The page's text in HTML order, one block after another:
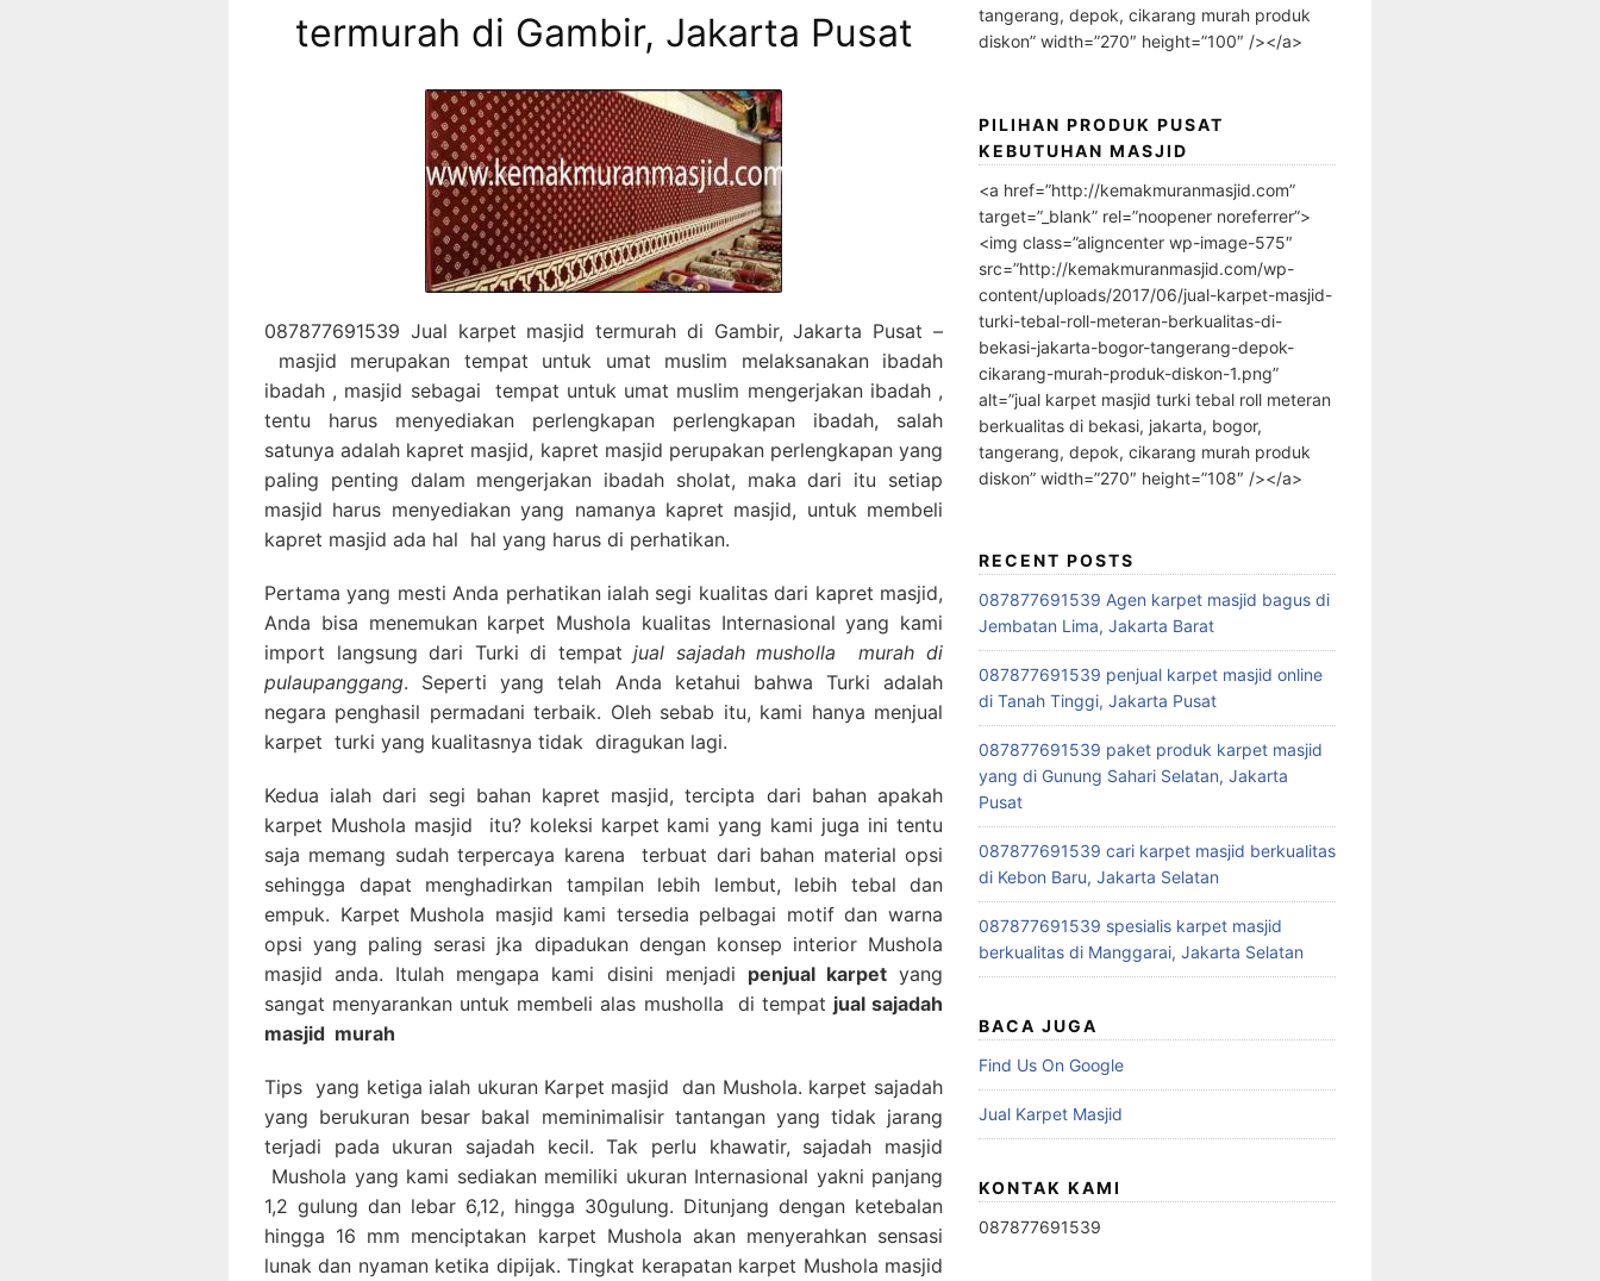
termurah di Gambir, Jakarta Pusat
087877691539 Jual karpet masjid termurah di Gambir, Jakarta Pusat –
masjid merupakan tempat untuk umat muslim melaksanakan ibadah
ibadah , masjid sebagai tempat untuk umat muslim mengerjakan ibadah ,
tentu harus menyediakan perlengkapan perlengkapan ibadah, salah
satunya adalah kapret masjid, kapret masjid perupakan perlengkapan yang
paling penting dalam mengerjakan ibadah sholat, maka dari itu setiap
masjid harus menyediakan yang namanya kapret masjid, untuk membeli
kapret masjid ada hal hal yang harus di perhatikan.
Pertama yang mesti Anda perhatikan ialah segi kualitas dari kapret masjid,
Anda bisa menemukan karpet Mushola kualitas Internasional yang kami
import langsung dari Turki di tempatjual sajadah musholla
murah di
pulaupanggang. Seperti yang telah Anda ketahui bahwa Turki adalah
negara penghasil permadani terbaik. Oleh sebab itu, kami hanya menjual
karpet turki yang kualitasnya tidak diragukan lagi.
Kedua ialah dari segi bahan kapret masjid, tercipta dari bahan apakah
karpet Mushola masjid itu? koleksi karpet kami yang kami juga ini tentu
saja memang sudah terpercaya karena terbuat dari bahan material opsi
sehingga dapat menghadirkan tampilan lebih lembut, lebih tebal dan
empuk. Karpet Mushola masjid kami tersedia pelbagai motif dan warna
opsi yang paling serasi jka dipadukan dengan konsep interior Mushola
masjid anda. Itulah mengapa kami disini menjadi penjual karpetyang
sangat menyarankan untuk membeli alas musholla di tempat jual sajadah
masjid murah
Tips yang ketiga ialah ukuran Karpet masjid dan Mushola. karpet sajadah
yang berukuran besar bakal meminimalisir tantangan yang tidak jarang
terjadi pada ukuran sajadah kecil. Tak perlu khawatir, sajadah masjid
Mushola yang kami sediakan memiliki ukuran Internasional yakni panjang
1,2 gulung dan lebar 6,12, hingga 30gulung. Ditunjang dengan ketebalan
hingga 16 mm menciptakan karpet Mushola akan menyerahkan sensasi
lunak dan nyaman ketika dipijak. Tingkat kerapatan karpet Mushola masjid
tangerang, depok, cikarang murah produk
diskon” width=”270″ height=”100″ /></a>
PILIHAN PRODUK PUSAT
KEBUTUHAN MASJID
<a href=”http://kemakmuranmasjid.com”
target=”_blank” rel=”noopener noreferrer”>
<img class=”aligncenter wp-image-575″
src=”http://kemakmuranmasjid.com/wp-
content/uploads/2017/06/jual-karpet-masjid-
turki-tebal-roll-meteran-berkualitas-di-
bekasi-jakarta-bogor-tangerang-depok-
cikarang-murah-produk-diskon-1.png”
alt=”jual karpet masjid turki tebal roll meteran
berkualitas di bekasi, jakarta, bogor,
tangerang, depok, cikarang murah produk
diskon” width=”270″ height=”108″ /></a>
RECENT POSTS
087877691539 Agen karpet masjid bagus di
Jembatan Lima, Jakarta Barat
087877691539 penjual karpet masjid online
di Tanah Tinggi, Jakarta Pusat
087877691539 paket produk karpet masjid
yang di Gunung Sahari Selatan, Jakarta
Pusat
087877691539 cari karpet masjid berkualitas
di Kebon Baru, Jakarta Selatan
087877691539 spesialis karpet masjid
berkualitas di Manggarai, Jakarta Selatan
BACA JUGA
Find Us On Google
Jual Karpet Masjid
KONTAK KAMI
087877691539